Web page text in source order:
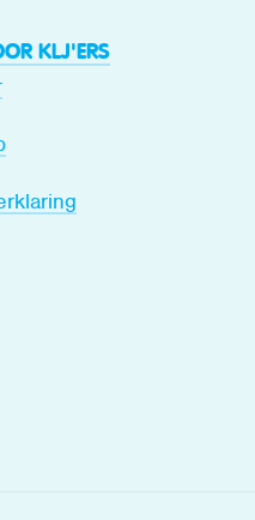
KLJ'ERS